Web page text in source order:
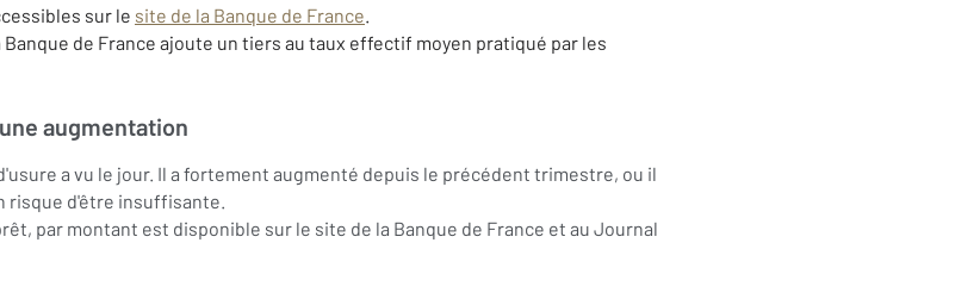
sur le site de la Banque de France.
de France ajoute un tiers au taux effectif moyen pratiqué par les
augmentation
a vu le jour. Il a fortement augmenté depuis le précédent trimestre, ou il
risque d'être insuffisante.
par montant est disponible sur le site de la Banque de France et au Journal